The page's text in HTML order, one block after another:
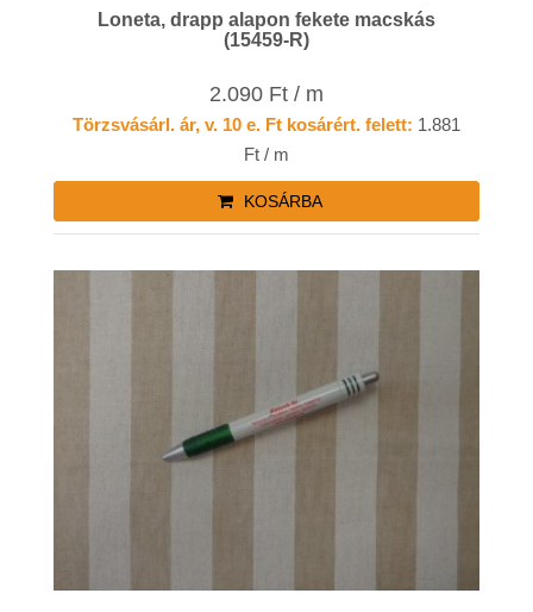
Loneta, drapp alapon fekete macskás
(15459-R)
2.090 Ft / m
Törzsvásárl. ár, v. 10 e. Ft kosárért. felett: 1.881
Ft / m
KOSÁRBA